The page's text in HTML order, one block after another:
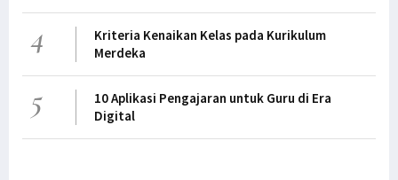
4
Kriteria Kenaikan Kelas pada Kurikulum
Merdeka
5
10 Aplikasi Pengajaran untuk Guru di Era
Digital